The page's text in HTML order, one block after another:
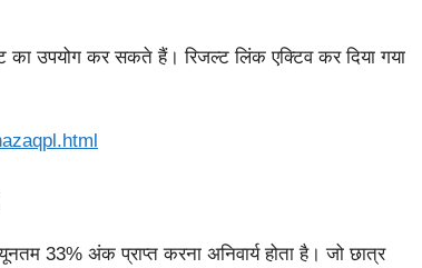
का उपयोग कर सकते हैं। रिजल्ट लिंक एक्टिव कर दिया गया
33% अंक प्राप्त करना अनिवार्य होता है। जो छात्र